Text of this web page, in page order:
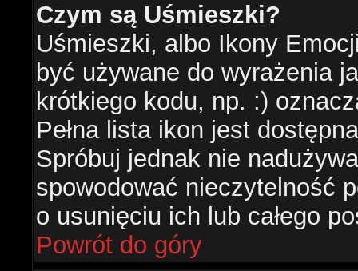
Czym są Uśmieszki?
Uśmieszki, albo Ikony
być używane do wyrażenia
krótkiego kodu, np. :)
Pełna lista ikon jest
Spróbuj jednak nie
spowodować nieczytelność
o usunięciu ich lub całego
Powrót do góry